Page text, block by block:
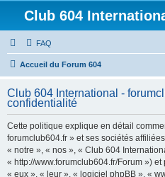
Club 604
FAQ
Accueil du Forum 604
Club 604 International -
confidentialité
Cette politique explique en détail
forumclub604.fr » et ses sociétés
« notre », « nos », « Club 604
« http://www.forumclub604.fr/Forum »)
« eux », « leur », « logiciel phpBB », «